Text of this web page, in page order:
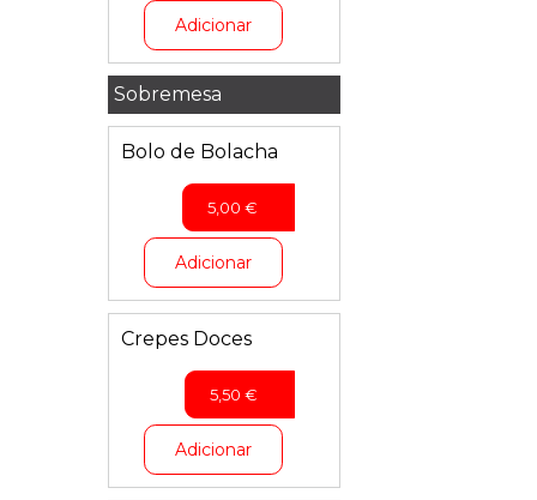
Adicionar
Sobremesa
Bolo de Bolacha
5,00 €
Adicionar
Crepes Doces
5,50 €
Adicionar